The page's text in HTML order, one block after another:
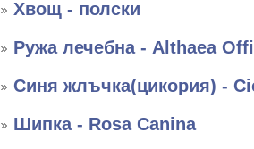
Хвощ - полски
Ружа лечебна - Althaea
Синя жлъчка(цикория) -
Шипка - Rosa Canina